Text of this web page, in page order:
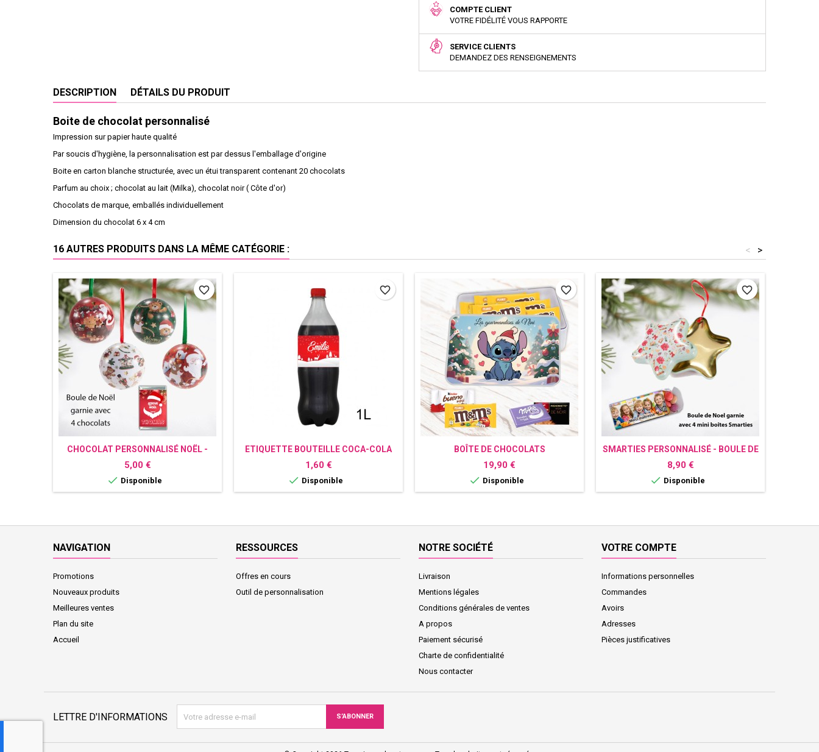
COMPTE CLIENT
VOTRE FIDÉLITÉ VOUS RAPPORTE
SERVICE CLIENTS
DEMANDEZ DES RENSEIGNEMENTS
DESCRIPTION DÉTAILS DU PRODUIT
Boite de chocolat personnalisé
Impression sur papier haute qualité
Par soucis d'hygiène, la personnalisation est par dessus l'emballage d'origine
Boite en carton blanche structurée, avec un étui transparent contenant 20 chocolats
Parfum au choix ; chocolat au lait (Milka), chocolat noir ( Côte d'or)
Chocolats de marque, emballés individuellement
Dimension du chocolat 6 x 4 cm
16 AUTRES PRODUITS DANS LA MÊME CATÉGORIE : >
<
CHOCOLAT PERSONNALISÉ NOËL -
BOULE NOËL GARNIE
Prix
5,00 €
 Disponible
favorite_border
ETIQUETTE BOUTEILLE COCA-COLA
PERSONNALISÉ NOËL
Prix
1,60 €
 Disponible
favorite_border
BOÎTE DE CHOCOLATS
PERSONNALISÉE STITCH
Prix
19,90 €
 Disponible
favorite_border
SMARTIES PERSONNALISÉ - BOULE DE
NOËL À GARNIR
Prix
8,90 €
 Disponible
favorite_border
NAVIGATION
Promotions
Nouveaux produits
Meilleures ventes
Plan du site
Accueil
RESSOURCES
Offres en cours
Outil de personnalisation
NOTRE SOCIÉTÉ
Livraison
Mentions légales
Conditions générales de ventes
A propos
Paiement sécurisé
Charte de confidentialité
Nous contacter
VOTRE COMPTE
Informations personnelles
Commandes
Avoirs
Adresses
Pièces justificatives
LETTRE D'INFORMATIONS